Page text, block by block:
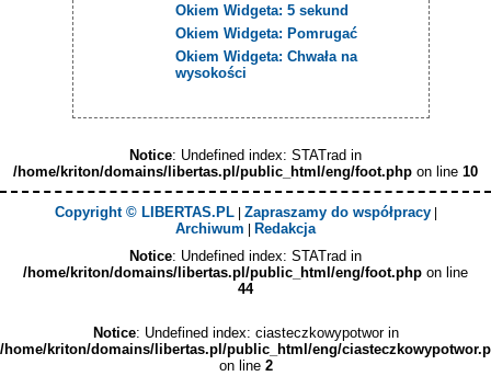
Okiem Widgeta: 5 sekund
Okiem Widgeta: Pomrugać
Okiem Widgeta: Chwała na
wysokości
Notice: Undefined index: STATrad in
/home/kriton/domains/libertas.pl/public_html/eng/foot.php on line 10
Copyright © LIBERTAS.PL| Zapraszamy do współpracy|
Archiwum
Redakcja
Notice: Undefined index: STATrad in
/home/kriton/domains/libertas.pl/public_html/eng/foot.php on line
44
Notice: Undefined index: ciasteczkowypotwor in
/home/kriton/domains/libertas.pl/public_html/eng/
on line 2